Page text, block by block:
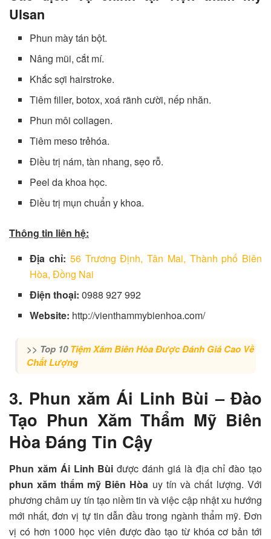
Ulsan
Phun mày tán bột.
Nâng mũi, cắt mí.
Khắc sợi hairstroke.
Tiêm filler, botox, xoá rãnh cười, nếp nhăn.
Phun môi collagen.
Tiêm meso trẻhóa.
Điều trị nám, tàn nhang, sẹo rỗ.
Peel da khoa học.
Điều trị mụn chuẩn y khoa.
Thông tin liên hệ:
Địa chỉ: 56 Trương Định, Tân Mai, Thành phố Biên
Hòa, Đồng Nai
Điện thoại:0988 927 992
Website: http://vienthammybienhoa.com/
>> Top 10Tiệm Xăm Biên Hòa Được Đánh Giá Cao Về
Chất Lượng
3. Phun xăm Ái Linh Bùi – Đào
Tạo Phun Xăm Thẩm Mỹ Biên
Hòa Đáng Tin Cậy
Phun xăm Ái Linh Bùi được đánh giá là địa chỉ đào tạo
phun xăm thẩm mỹ Biên Hòa uy tín và chất lượng. Với
phương châm uy tín tạo niềm tin và việc cập nhật xu hướng
mới nhất, đơn vị tự tin dẫn đầu trong ngành thẩm mỹ. Đơn
vị có hơn 1000 học viên được đào tạo từ khóa cơ bản tới